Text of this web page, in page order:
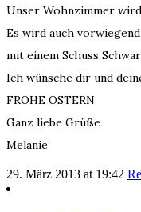
Unser Wohnzimmer
Es wird auch
mit einem Schuss
Ich wünsche dir und
FROHE OSTERN
Ganz liebe Grüße
Melanie
29. März 2013 at 19:42